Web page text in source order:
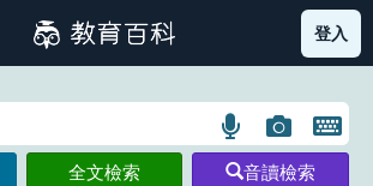
筆畫索引圖示 部首索引表圖示
登入
語
言
圖
片
開
全文檢索 音讀檢索